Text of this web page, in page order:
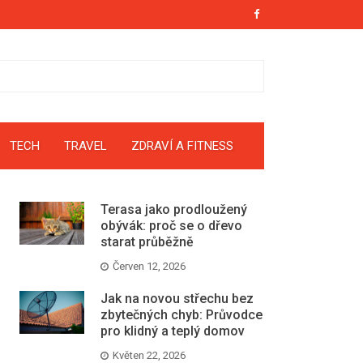
TECH TRAVEL ZDRAVÍ A FITNESS
Terasa jako prodloužený
obývák: proč se o dřevo
starat průběžně
Červen 12, 2026
Jak na novou střechu bez
zbytečných chyb: Průvodce
pro klidný a teplý domov
Květen 22, 2026